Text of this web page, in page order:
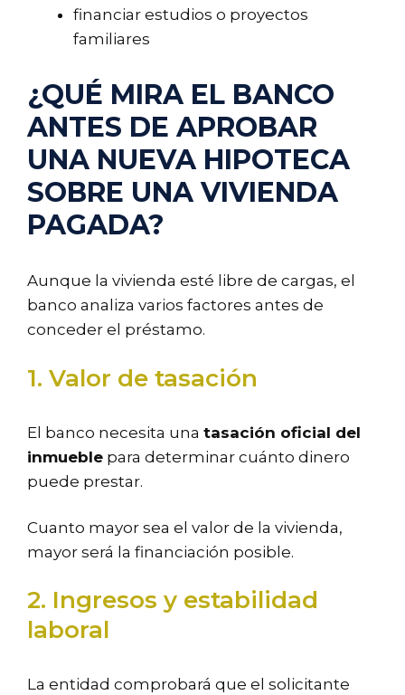
financiar estudios o proyectos
familiares
¿QUÉ MIRA EL BANCO
ANTES DE APROBAR
UNA NUEVA HIPOTECA
SOBRE UNA VIVIENDA
PAGADA?
Aunque la vivienda esté libre de cargas, el
banco analiza varios factores antes de
conceder el préstamo.
1. Valor de tasación
El banco necesita una tasación oficial del
inmueble para determinar cuánto dinero
puede prestar.
Cuanto mayor sea el valor de la vivienda,
mayor será la financiación posible.
2. Ingresos y estabilidad
laboral
La entidad comprobará que el solicitante